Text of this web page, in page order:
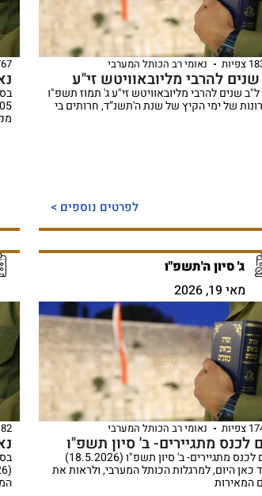
נאומי רב הכותל המערבי
להרבי מליובאוויטש זי"ע
שנים להרבי מליובאוויטש זי"ע ג' תמוז תשפ"ו
של ימי הקיץ של שנת ה'תשנ”ד, חרותים בי
לפרטים נוספים >
ג' סיון ה'תשפ"ו
מאי 19, 2026
נאומי רב הכותל המערבי
לכנס מתגיירים- ב' סיון תשפ"ו
נאום לכנס מתגיירים- ב' סיון תשפ"ו (18.5.2026)
כאן היום, למרגלות הכותל המערבי, ולראות את
המאירות